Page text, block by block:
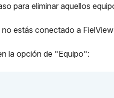
para eliminar aquellos
estás conectado a
la opción de "Equipo":